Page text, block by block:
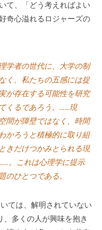
て、「どう考えればよい
奇心溢れるロジャーズの
学者の世代に、大学の制
く、私たちの五感には捉
が存在する可能性を研究
くるであろう。……現
間が障壁ではなく、時間
かろうと積極的に取り組
きだけつかみとられる現
。これは心理学に提示
のひとつである。
ては、解明されていない
、多くの人が興味を抱き